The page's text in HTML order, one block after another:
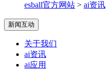
esball官方网站 > ai资讯
新闻互动
关于我们
ai资讯
ai应用